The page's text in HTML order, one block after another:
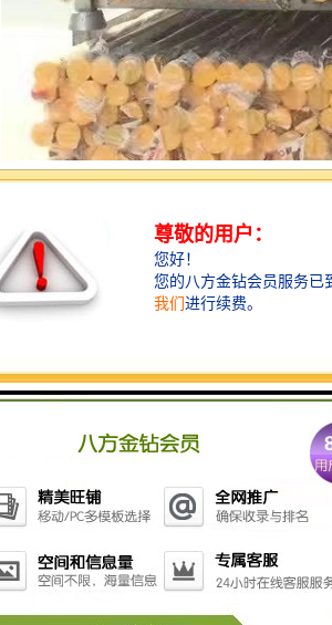
通信管道建设一般在城市规划中在水、电、气